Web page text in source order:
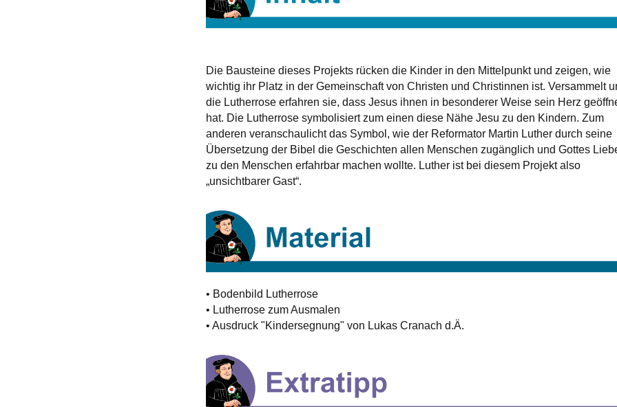
Die Bausteine dieses Projekts rücken die Kinder in den Mittelpunkt und zeigen, wie
wichtig ihr Platz in der Gemeinschaft von Christen und Christinnen ist. Versammelt
die Lutherrose erfahren sie, dass Jesus ihnen in besonderer Weise sein Herz
hat. Die Lutherrose symbolisiert zum einen diese Nähe Jesu zu den Kindern. Zum
anderen veranschaulicht das Symbol, wie der Reformator Martin Luther durch seine
Übersetzung der Bibel die Geschichten allen Menschen zugänglich und Gottes
zu den Menschen erfahrbar machen wollte. Luther ist bei diesem Projekt also
„unsichtbarer Gast“.
• Bodenbild Lutherrose
• Lutherrose zum Ausmalen
• Ausdruck "Kindersegnung" von Lukas Cranach d.Ä.